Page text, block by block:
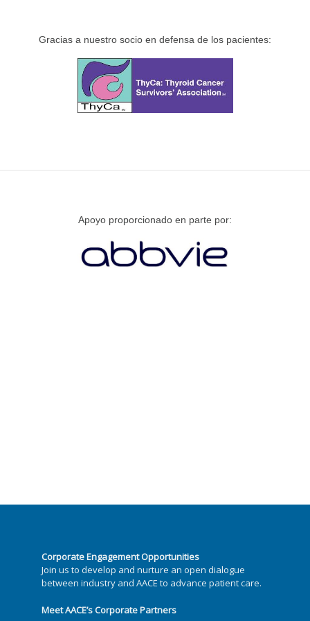
Gracias a nuestro socio en defensa de los pacientes:
Apoyo proporcionado en parte por:
Corporate Engagement Opportunities
Join us to develop and nurture an open dialogue
between industry and AACE to advance patient care.
Meet AACE’s Corporate Partners